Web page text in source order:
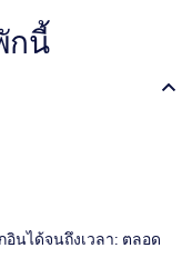
กนี้
อินได้จนถึงเวลา: ตลอด